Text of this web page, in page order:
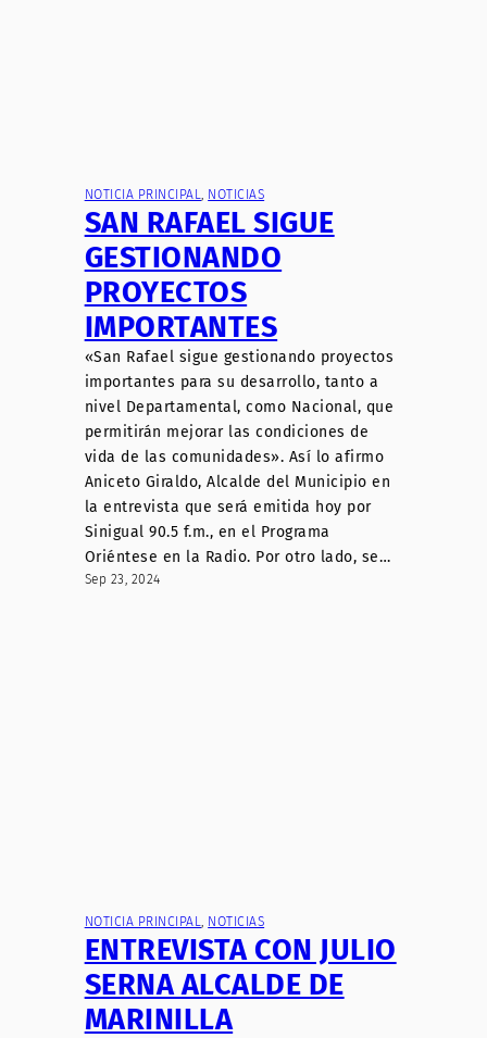
NOTICIA PRINCIPAL NOTICIAS
SAN RAFAEL SIGUE
GESTIONANDO
PROYECTOS
IMPORTANTES
«San Rafael sigue gestionando proyectos
importantes para su desarrollo, tanto a
nivel Departamental, como Nacional, que
permitirán mejorar las condiciones de
vida de las comunidades». Así lo afirmo
Aniceto Giraldo, Alcalde del Municipio en
la entrevista que será emitida hoy por
Sinigual 90.5 f.m., en el Programa
Oriéntese en la Radio. Por otro lado, se…
Sep 23, 2024
NOTICIA PRINCIPAL NOTICIAS
ENTREVISTA CON JULIO
SERNA ALCALDE DE
MARINILLA